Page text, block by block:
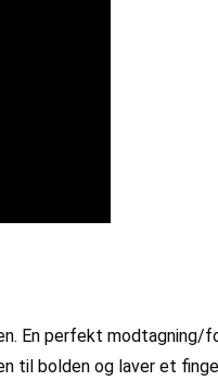
En perfekt modtagning/
til bolden og laver et